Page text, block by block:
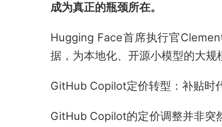
成为真正的瓶颈所在。
Hugging Face首席执行官
据，为本地化、开源小模型的大规
GitHub Copilot定价转型：补贴时
GitHub Copilot的定价调整并非突